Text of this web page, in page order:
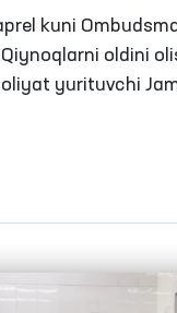
erkinligi
yopiq
sharoitlar
kuni
oldini
yurituvchi
OAV